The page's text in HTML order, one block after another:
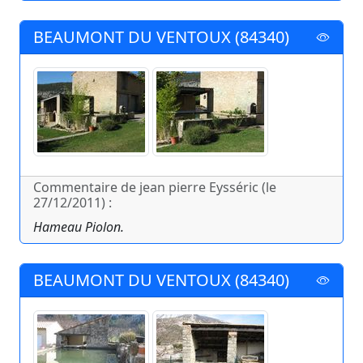
BEAUMONT DU VENTOUX (84340)
Commentaire de jean pierre Eysséric (le
27/12/2011) :
Hameau Piolon.
BEAUMONT DU VENTOUX (84340)